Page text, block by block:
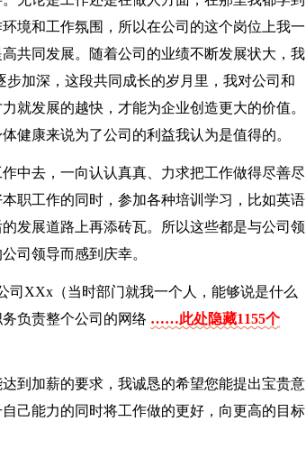
境和工作氛围，所以在公司的这个岗位上我一
共同发展。随着公司的业绩不断发展状大，我
加深，这段共同成长的岁月里，我对公司和
就发展的越快，才能为企业创造更大的价值。
健康来说为了公司的利益我认为是值得的。
中去，一向认认真真、力求把工作做得尽善尽
职工作的同时，参加各种培训学习，比如英语
发展道路上再添砖瓦。所以这些都是与公司领
司领导而感到庆幸。
司XXx（当时部门就我一个人，能够说是什么
负责整个公司的网络 ……此处隐藏1155个
到加薪的要求，我诚恳的希望您能提出宝贵意
己能力的同时将工作做的更好，向更高的目标